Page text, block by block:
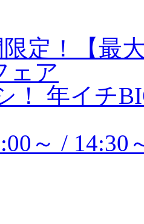
定！【最
ェア
！
年イチ
～ / 14:30